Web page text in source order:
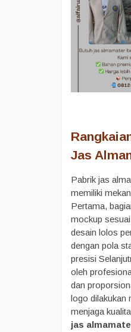
Jas
Pabrik jas
memiliki
Pertama,
mockup
desain lolos
dengan pola
presisi
oleh
dan
logo dilakukan
menjaga
jas